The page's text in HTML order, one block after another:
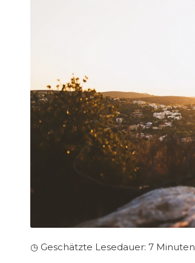
◷ Geschätzte Lesedauer: 7 Minuten